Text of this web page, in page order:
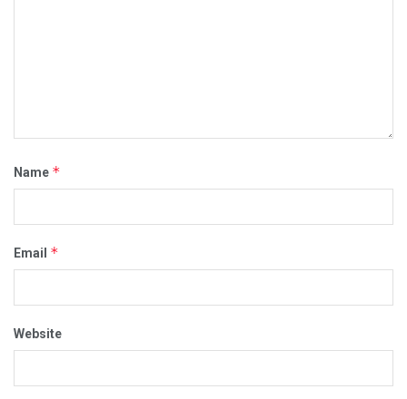
Name *
Email *
Website